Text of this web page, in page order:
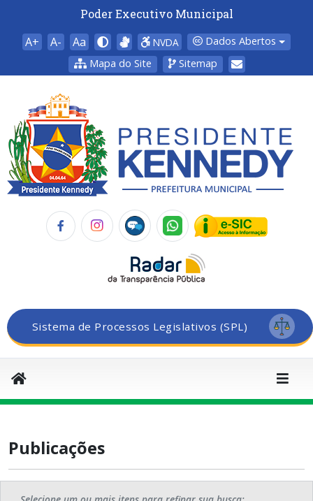
Poder Executivo Municipal
A+ A- Aa NVDA
Dados Abertos
Mapa do Site
Sitemap
Sistema de Processos Legislativos (SPL)
Publicações